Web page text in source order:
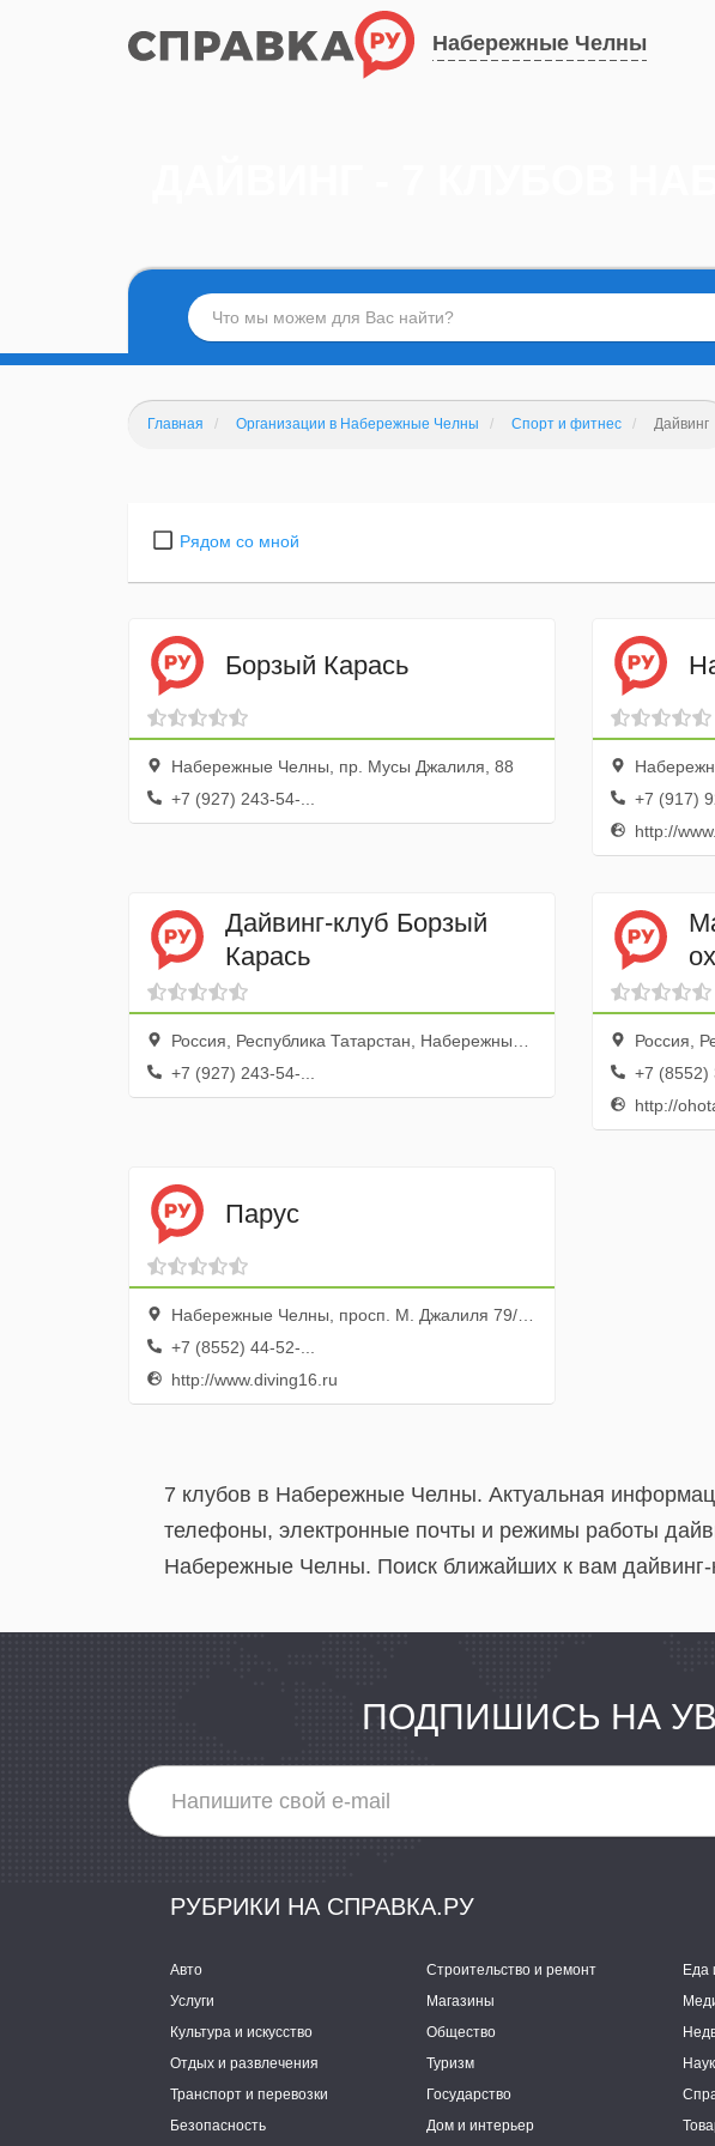
Набережные Челны
Главная Организации в Набережные Челны Спорт и фитнес Дайвинг
Рядом со мной
Борзый Карась
Набережные Челны, пр. Мусы Джалиля, 88
+7 (927) 243-54-...
+7 (917)
http://
Дайвинг-клуб Борзый
Карась
Россия, Республика Татарстан, Набережные Челны, Набережночелнинский проспект, 25
+7 (927) 243-54-...
Россия,
+7 (8552)
http://
Парус
Набережные Челны, просп. М. Джалиля 79/1 офис 9
+7 (8552) 44-52-...
http://www.diving16.ru
7 клубов в Набережные Челны. Актуальная
телефоны, электронные почты и режимы работы
Набережные Челны. Поиск ближайших к вам дайвинг-
ПОДПИШИСЬ НА
РУБРИКИ НА СПРАВКА.РУ
Авто Строительство и ремонт Еда
Услуги
Магазины
Культура и искусство
Общество
Отдых и развлечения
Туризм
Транспорт и перевозки
Государство
Безопасность
Дом и интерьер